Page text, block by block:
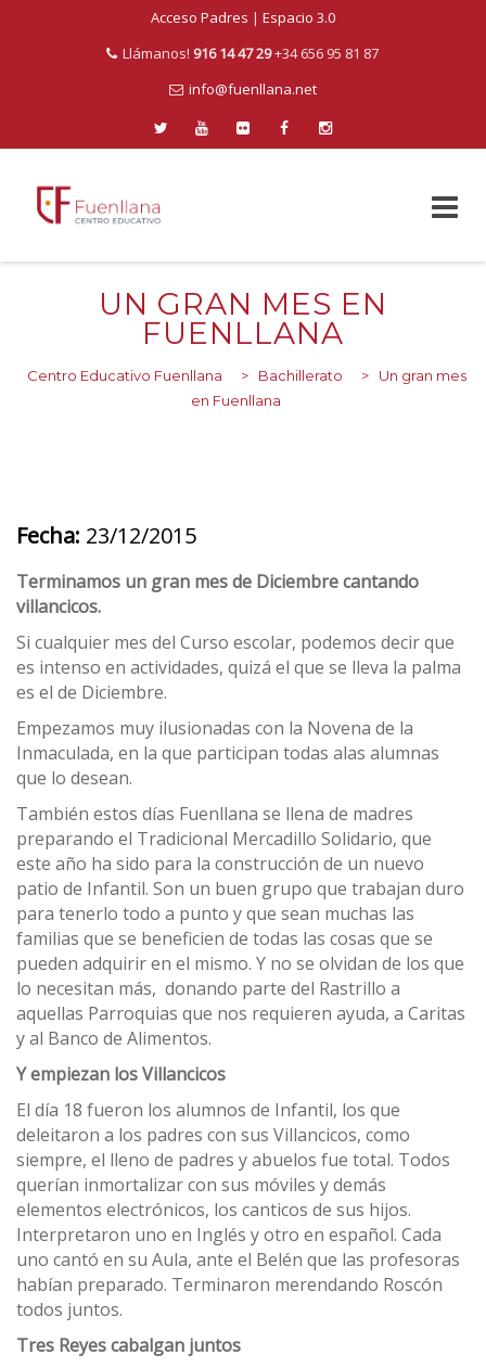
Acceso Padres | Espacio 3.0
Llámanos! 916 14 47 29+34 656 95 81 87
info@fuenllana.net
UN GRAN MES EN
FUENLLANA
Centro Educativo Fuenllana > Bachillerato >
Un gran mes
en Fuenllana
Fecha: 23/12/2015
Terminamos un gran mes de Diciembre cantando
villancicos.
Si cualquier mes del Curso escolar, podemos decir que
es intenso en actividades, quizá el que se lleva la palma
es el de Diciembre.
Empezamos muy ilusionadas con la Novena de la
Inmaculada, en la que participan todas alas alumnas
que lo desean.
También estos días Fuenllana se llena de madres
preparando el Tradicional Mercadillo Solidario, que
este año ha sido para la construcción de un nuevo
patio de Infantil. Son un buen grupo que trabajan duro
para tenerlo todo a punto y que sean muchas las
familias que se beneficien de todas las cosas que se
pueden adquirir en el mismo. Y no se olvidan de los que
lo necesitan más, donando parte del Rastrillo a
aquellas Parroquias que nos requieren ayuda, a Caritas
y al Banco de Alimentos.
Y empiezan los Villancicos
El día 18 fueron los alumnos de Infantil, los que
deleitaron a los padres con sus Villancicos, como
siempre, el lleno de padres y abuelos fue total. Todos
querían inmortalizar con sus móviles y demás
elementos electrónicos, los canticos de sus hijos.
Interpretaron uno en Inglés y otro en español. Cada
uno cantó en su Aula, ante el Belén que las profesoras
habían preparado. Terminaron merendando Roscón
todos juntos.
Tres Reyes cabalgan juntos